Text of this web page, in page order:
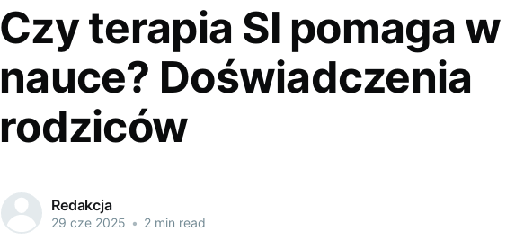
Czy terapia SI pomaga w
nauce? Doświadczenia
rodziców
Redakcja
29 cze 2025 • 2 min read